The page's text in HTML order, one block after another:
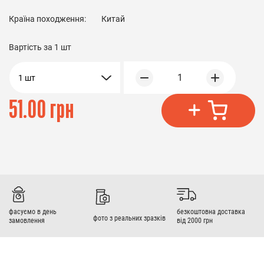
Країна походження: Китай
Вартість за 1 шт
1 шт 1
51.00 грн
фасуємо в день
замовлення
фото з реальних зразків
безкоштовна доставка
від 2000 грн